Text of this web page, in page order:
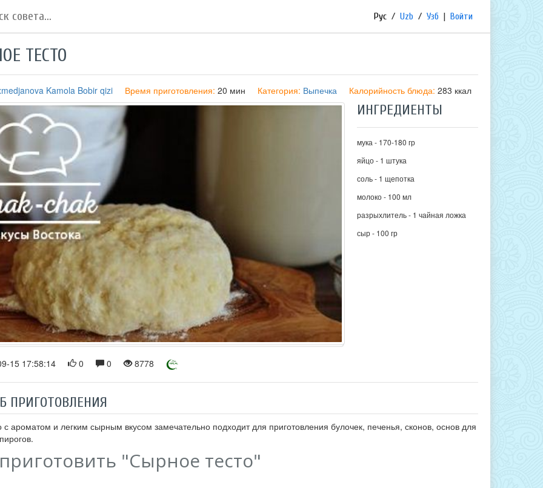
Рус / Uzb / Узб | Войти
ТЕСТО
Kamola Bobir qizi Время приготовления: 20 мин Категория: Выпечка Калорийность блюда: 283 ккал
15 17:58:14 0 0 8778
ИНГРЕДИЕНТЫ
мука - 170-180 гр
яйцо - 1 штука
соль - 1 щепотка
молоко - 100 мл
разрыхлитель - 1 чайная ложка
сыр - 100 гр
ПРИГОТОВЛЕНИЯ
с ароматом и легким сырным вкусом замечательно подходит для приготовления булочек, печенья, сконов, основ для
"Сырное тесто"